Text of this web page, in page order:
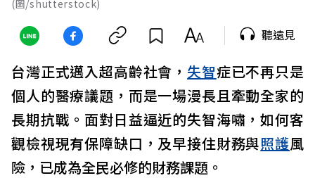
(圖/shutterstock)
聽遠見
台灣正式邁入超高齡社會， 失智症已不再只是
個人的醫療議題，而是一場漫長且牽動全家的
長期抗戰。面對日益逼近的失智海嘯，如何客
觀檢視現有保障缺口，及早接住財務與照護風
險，已成為全民必修的財務課題。